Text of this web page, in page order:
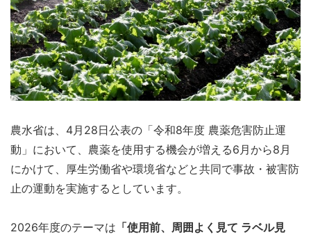
農水省は、4月28日公表の「令和8年度 農薬危害防止運
動」において、農薬を使用する機会が増える6月から8月
にかけて、厚生労働省や環境省などと共同で事故・被害防
止の運動を実施するとしています。
2026年度のテーマは 「使用前、周囲よく見て ラベル見